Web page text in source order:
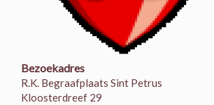
Bezoekadres
R.K. Begraafplaats Sint Petrus
Kloosterdreef 29